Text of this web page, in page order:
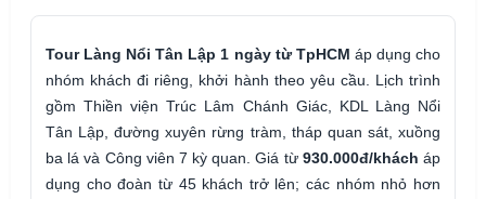
Tour Làng Nổi Tân Lập 1 ngày từ TpHCM áp dụng cho
nhóm khách đi riêng, khởi hành theo yêu cầu. Lịch trình
gồm Thiền viện Trúc Lâm Chánh Giác, KDL Làng Nổi
Tân Lập, đường xuyên rừng tràm, tháp quan sát, xuồng
ba lá và Công viên 7 kỳ quan. Giá từ 930.000đ/khách áp
dụng cho đoàn từ 45 khách trở lên; các nhóm nhỏ hơn